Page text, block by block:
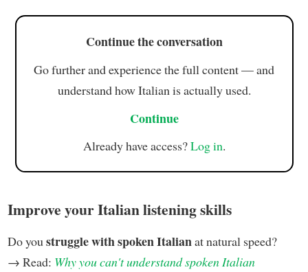
Continue the conversation
Go further and experience the full content — and
understand how Italian is actually used.
Continue
Already have access?Log in.
Improve your Italian listening skills
Do you struggle with spoken Italianat natural speed?
→ Read: Why you can't understand spoken Italian